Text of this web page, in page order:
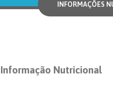
INFORMAÇÕES
Informação Nutricional